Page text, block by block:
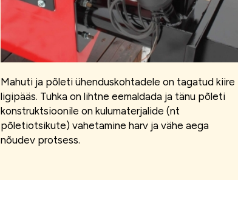
Mahuti ja põleti ühenduskohtadele on tagatud kiire
ligipääs. Tuhka on lihtne eemaldada ja tänu põleti
konstruktsioonile on kulumaterjalide (nt
põletiotsikute) vahetamine harv ja vähe aega
nõudev protsess.